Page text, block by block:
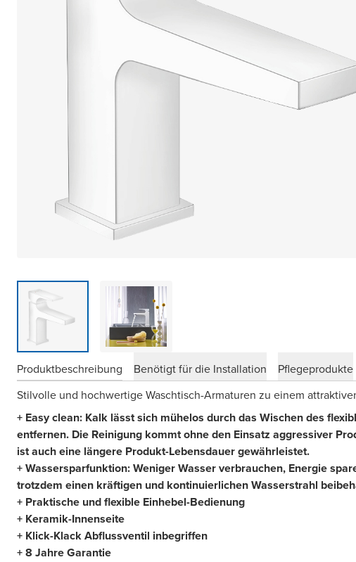
Produktbeschreibung Benötigt für die Installation Pflegeprodukte
Stilvolle und hochwertige Waschtisch-Armaturen zu einem
+ Easy clean: Kalk lässt sich mühelos durch das Wischen des
entfernen. Die Reinigung kommt ohne den Einsatz aggressiver
ist auch eine längere Produkt-Lebensdauer gewährleistet.
+ Wassersparfunktion: Weniger Wasser verbrauchen, Energie
trotzdem einen kräftigen und kontinuierlichen Wasserstrahl
+ Praktische und flexible Einhebel-Bedienung
+ Keramik-Innenseite
+ Klick-Klack Abflussventil inbegriffen
+ 8 Jahre Garantie